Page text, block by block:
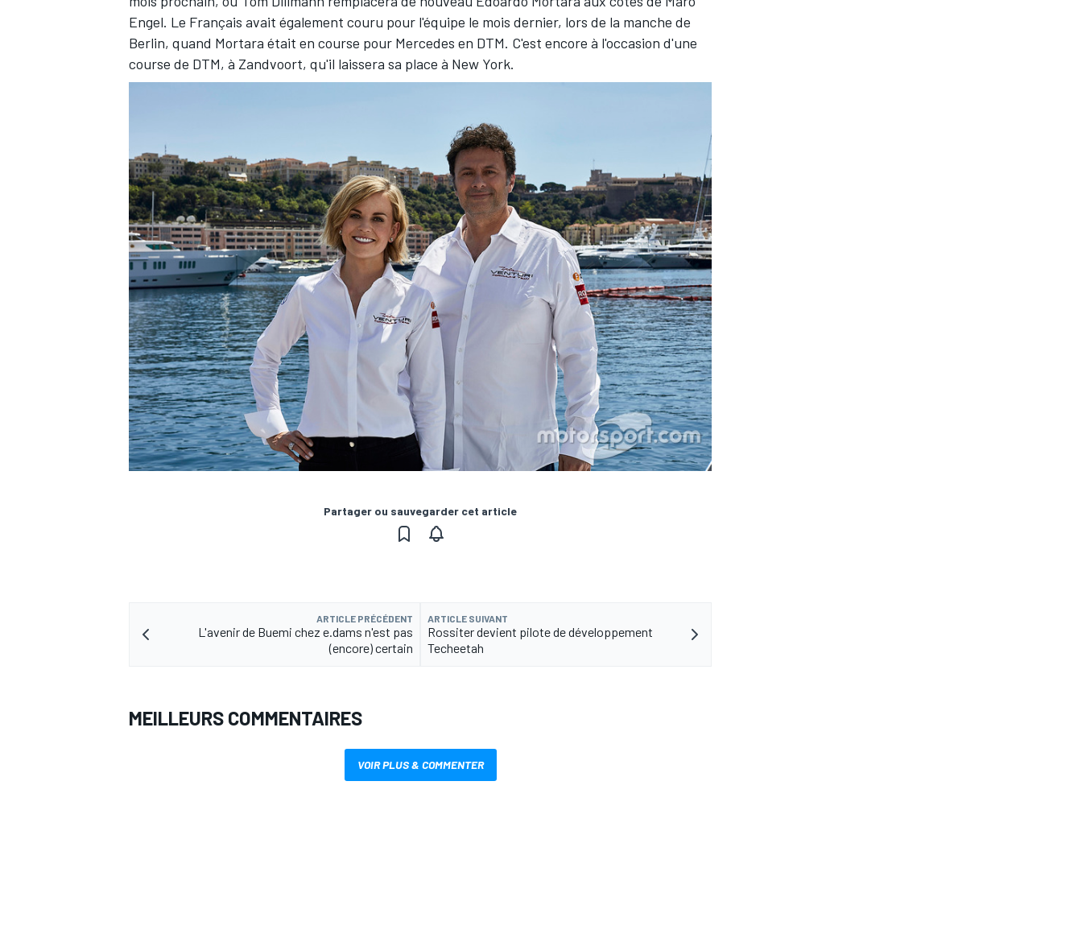
Engel. Le Français avait également couru pour l'équipe le mois dernier, lors de la manche de
Berlin, quand Mortara était en course pour Mercedes en DTM. C'est encore à l'occasion d'une
course de DTM, à Zandvoort, qu'il laissera sa place à New York.
Partager ou sauvegarder cet article
ARTICLE PRÉCÉDENT
L'avenir de Buemi chez e.dams n'est pas
(encore) certain
ARTICLE SUIVANT
Rossiter devient pilote de développement
Techeetah
MEILLEURS COMMENTAIRES
VOIR PLUS & COMMENTER